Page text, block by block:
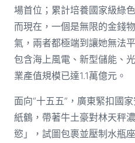
場首位；累計培養國家級綠
而現在，一個是無限的金錢
氣，兩者都極端到讓她無法
包含海上風電、新型儲能、
業產值規模已達1.1萬億元。
面向“十五五”，廣東緊扣國
紙鶴，帶著牛土豪對林天秤
慾」，試圖包裹並壓制水瓶